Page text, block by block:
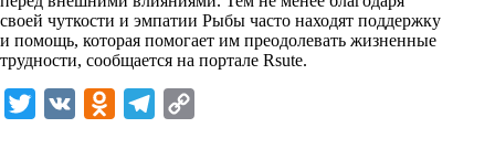
своей чуткости и эмпатии Рыбы часто находят поддержку
и помощь, которая помогает им преодолевать жизненные
трудности, сообщается на портале Rsute.